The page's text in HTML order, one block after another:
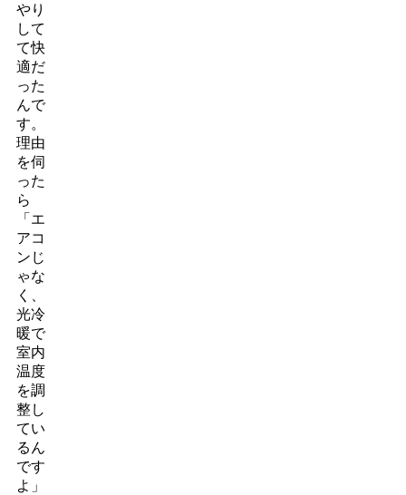
やり
して
て快
適だ
った
んで
す。
理由
を伺
った
ら
「エ
アコ
ンじ
ゃな
く、
光冷
暖で
室内
温度
を調
整し
てい
るん
です
よ」